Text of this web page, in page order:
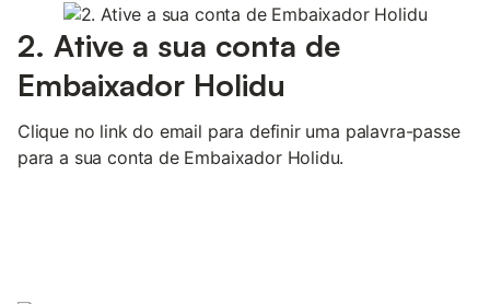
2. Ative a sua conta de
Embaixador Holidu
Clique no link do email para definir uma palavra-passe
para a sua conta de Embaixador Holidu.